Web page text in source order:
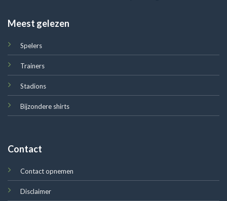
Meest gelezen
Spelers
Trainers
Stadions
Bijzondere shirts
Contact
Contact opnemen
Disclaimer